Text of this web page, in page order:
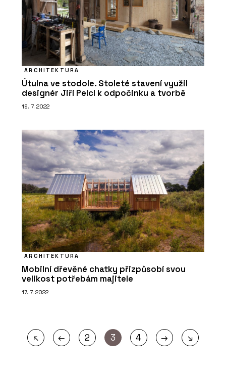
ARCHITEKTURA
Útulna ve stodole. Stoleté stavení využil
designér Jiří Pelcl k odpočinku a tvorbě
19. 7. 2022
ARCHITEKTURA
Mobilní dřevěné chatky přizpůsobí svou
velikost potřebám majitele
17. 7. 2022
↖ ← 2 3 4 → ↘